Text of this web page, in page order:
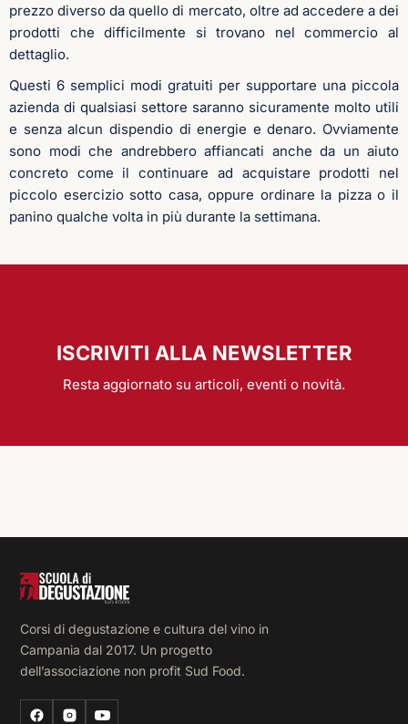
prezzo diverso da quello di mercato, oltre ad accedere a dei
prodotti che difficilmente si trovano nel commercio al
dettaglio.
Questi 6 semplici modi gratuiti per supportare una piccola
azienda di qualsiasi settore saranno sicuramente molto utili
e senza alcun dispendio di energie e denaro. Ovviamente
sono modi che andrebbero affiancati anche da un aiuto
concreto come il continuare ad acquistare prodotti nel
piccolo esercizio sotto casa, oppure ordinare la pizza o il
panino qualche volta in più durante la settimana.
ISCRIVITI ALLA NEWSLETTER
Resta aggiornato su articoli, eventi o novità.
Corsi di degustazione e cultura del vino in
Campania dal 2017. Un progetto
dell’associazione non profit Sud Food.